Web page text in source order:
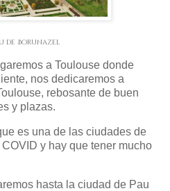
de Borunazel
a Toulouse donde
nos dedicaremos a
rebosante de buen
y plazas.
es una de las ciudades de
y hay que tener mucho
hasta la ciudad de Pau